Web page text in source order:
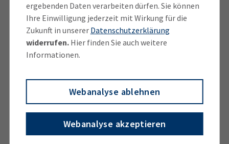
ergebenden Daten verarbeiten dürfen. Sie können
Ihre Einwilligung jederzeit mit Wirkung für die
Zukunft in unserer Datenschutzerklärung
widerrufen.Hier finden Sie auch weitere
Informationen.
Webanalyse ablehnen
Webanalyse akzeptieren
präzise Ausrichtung an den
unternehmensspezifischen Zielgruppen,
beispielsweise differenziert nach demografischen
Merkmalen, Standorten und den Interessen der
sofortiges Erscheinen der Anzeigen, sobald die
Werbekampagne aktiviert ist
wird eine Werbeanzeige potenziellen Kunden
angezeigt?), Conversions (Aktionen nach dem